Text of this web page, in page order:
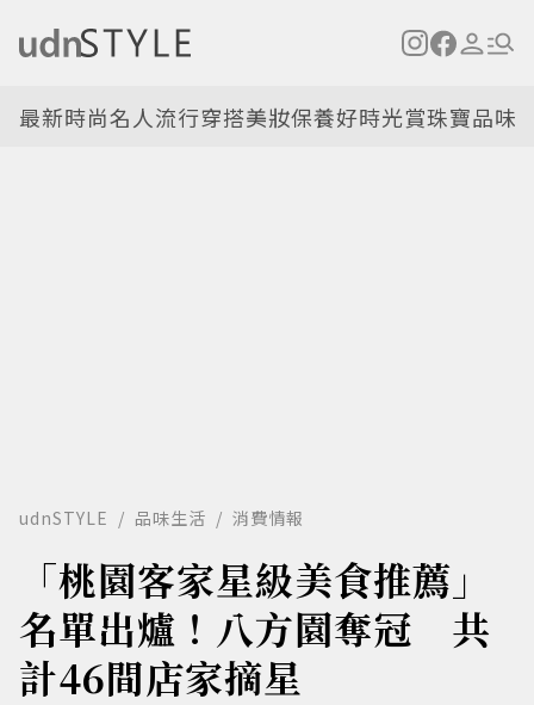
最新時尚名人流行穿搭美妝保養好時光賞珠寶品味
udnSTYLE 品味生活 消費情報
「桃園客家星級美食推薦」
名單出爐！八方園奪冠 共
計46間店家摘星